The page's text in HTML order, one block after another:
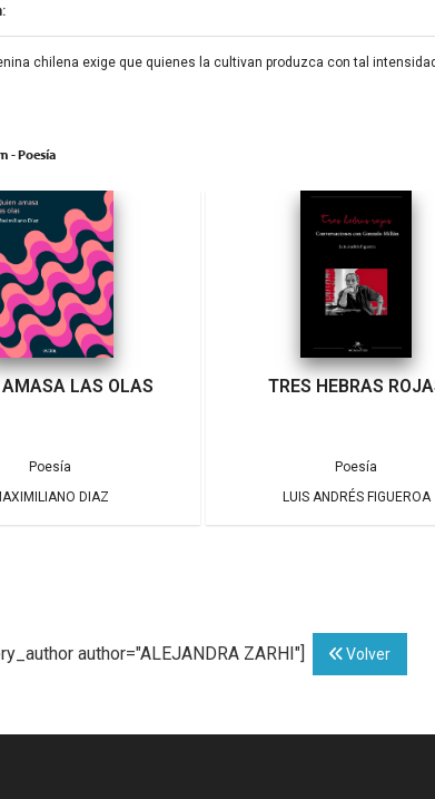
chilena exige que quienes la cultivan produzca con tal
- Poesía
AMASA LAS OLAS
Poesía
DIAZ
TRES HEBRAS
Poesía
LUIS ANDRÉS FIGUEROA
author="ALEJANDRA ZARHI"] Volver